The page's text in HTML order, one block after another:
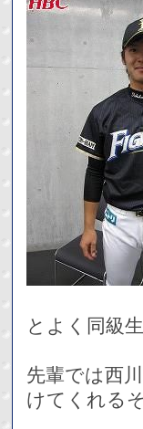
とよく同級
先輩では西
けてくれる